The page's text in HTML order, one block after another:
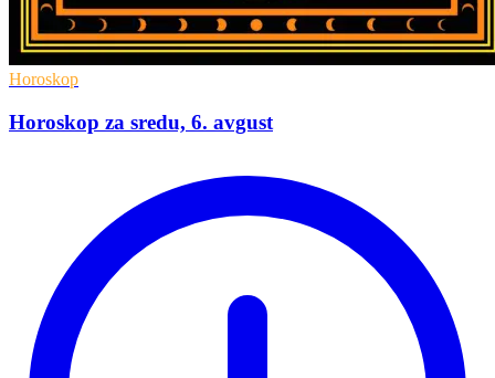
Horoskop
Horoskop za sredu, 6. avgust